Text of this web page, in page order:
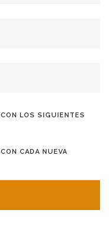
LOS SIGUIENTES
CADA NUEVA